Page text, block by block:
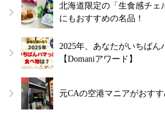
北海道限定の「生食感チェ
にもおすすめの名品！
2025年、あなたがいちばん
【Domaniアワード】
元CAの空港マニアがおす